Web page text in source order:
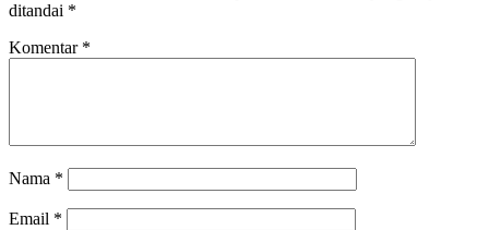
ditandai *
Komentar *
Nama *
Email *